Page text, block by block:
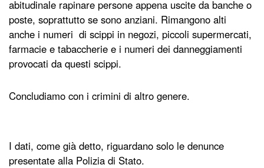
abitudinale rapinare persone appena uscite da banche o
poste, soprattutto se sono anziani. Rimangono alti
anche i numeri di scippi in negozi, piccoli supermercati,
farmacie e tabaccherie e i numeri dei danneggiamenti
provocati da questi scippi.
Concludiamo con i crimini di altro genere.
I dati, come già detto, riguardano solo le denunce
presentate alla Polizia di Stato.